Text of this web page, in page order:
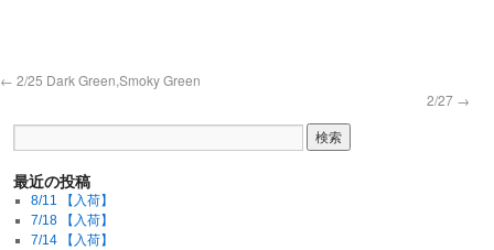
← 2/25 Dark Green,Smoky Green
2/27 →
最近の投稿
8/11 【入荷】
7/18 【入荷】
7/14 【入荷】